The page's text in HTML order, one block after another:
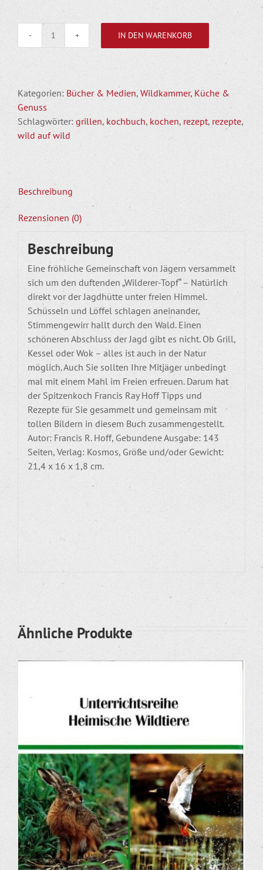
Wildküche
Freien
IN DEN WARENKORB
Kategorien: Bücher & Medien, Wildkammer, Küche &
Genuss
Schlagwörter: grillen, kochbuch, kochen, rezept, rezepte,
wild auf wild
Beschreibung
Rezensionen (0)
Beschreibung
Eine fröhliche Gemeinschaft von Jägern versammelt
sich um den duftenden „Wilderer-Topf“ – Natürlich
direkt vor der Jagdhütte unter freien Himmel.
Schüsseln und Löffel schlagen aneinander,
Stimmengewirr hallt durch den Wald. Einen
schöneren Abschluss der Jagd gibt es nicht. Ob Grill,
Kessel oder Wok – alles ist auch in der Natur
möglich. Auch Sie sollten Ihre Mitjäger unbedingt
mal mit einem Mahl im Freien erfreuen. Darum hat
der Spitzenkoch Francis Ray Hoff Tipps und
Rezepte für Sie gesammelt und gemeinsam mit
tollen Bildern in diesem Buch zusammengestellt.
Autor: Francis R. Hoff, Gebundene Ausgabe: 143
Seiten, Verlag: Kosmos, Größe und/oder Gewicht:
21,4 x 16 x 1,8 cm.
Ähnliche Produkte